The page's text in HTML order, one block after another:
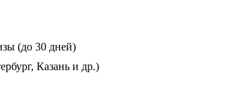
(до 30 дней)
Казань и др.)